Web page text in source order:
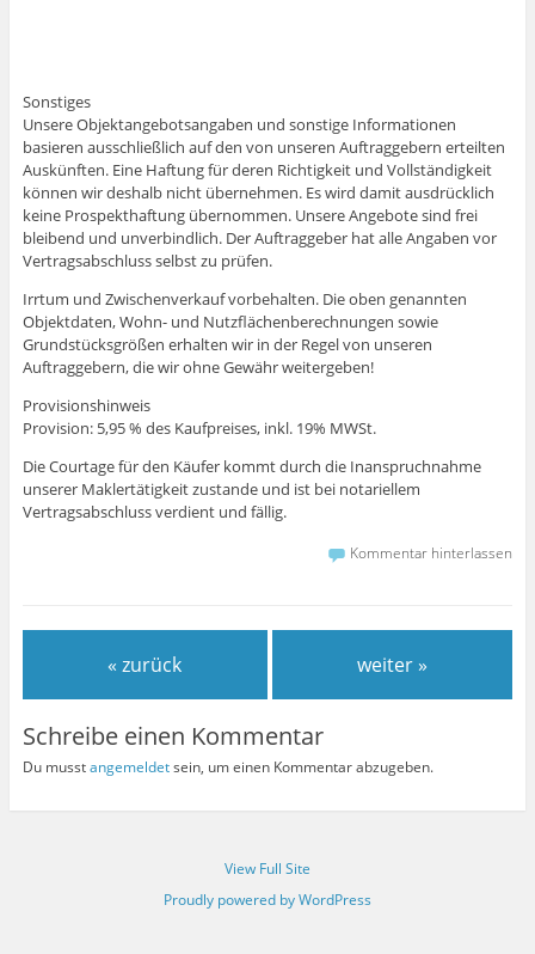
Sonstiges
Unsere Objektangebotsangaben und sonstige Informationen
basieren ausschließlich auf den von unseren Auftraggebern erteilten
Auskünften. Eine Haftung für deren Richtigkeit und Vollständigkeit
können wir deshalb nicht übernehmen. Es wird damit ausdrücklich
keine Prospekthaftung übernommen. Unsere Angebote sind frei
bleibend und unverbindlich. Der Auftraggeber hat alle Angaben vor
Vertragsabschluss selbst zu prüfen.
Irrtum und Zwischenverkauf vorbehalten. Die oben genannten
Objektdaten, Wohn- und Nutzflächenberechnungen sowie
Grundstücksgrößen erhalten wir in der Regel von unseren
Auftraggebern, die wir ohne Gewähr weitergeben!
Provisionshinweis
Provision: 5,95 % des Kaufpreises, inkl. 19% MWSt.
Die Courtage für den Käufer kommt durch die Inanspruchnahme
unserer Maklertätigkeit zustande und ist bei notariellem
Vertragsabschluss verdient und fällig.
Kommentar hinterlassen
« zurück weiter »
Schreibe einen Kommentar
Du musstangemeldetsein, um einen Kommentar abzugeben.
View Full Site
Proudly powered by WordPress